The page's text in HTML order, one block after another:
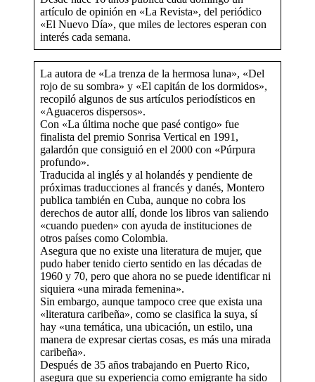
artículo de opinión en «La Revista», del periódico
«El Nuevo Día», que miles de lectores esperan con
interés cada semana.
La autora de «La trenza de la hermosa luna», «Del
rojo de su sombra» y «El capitán de los dormidos»,
recopiló algunos de sus artículos periodísticos en
«Aguaceros dispersos».
Con «La última noche que pasé contigo» fue
finalista del premio Sonrisa Vertical en 1991,
galardón que consiguió en el 2000 con «Púrpura
profundo».
Traducida al inglés y al holandés y pendiente de
próximas traducciones al francés y danés, Montero
publica también en Cuba, aunque no cobra los
derechos de autor allí, donde los libros van saliendo
«cuando pueden» con ayuda de instituciones de
otros países como Colombia.
Asegura que no existe una literatura de mujer, que
pudo haber tenido cierto sentido en las décadas de
1960 y 70, pero que ahora no se puede identificar ni
siquiera «una mirada femenina».
Sin embargo, aunque tampoco cree que exista una
«literatura caribeña», como se clasifica la suya, sí
hay «una temática, una ubicación, un estilo, una
manera de expresar ciertas cosas, es más una mirada
caribeña».
Después de 35 años trabajando en Puerto Rico,
asegura que su experiencia como emigrante ha sido